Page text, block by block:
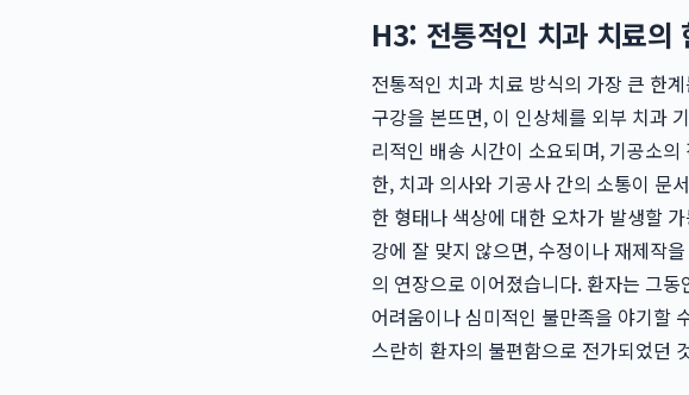
H3: 전통적인 치과 치료의
전통적인 치과 치료 방식의 가장 큰 한
구강을 본뜨면, 이 인상체를 외부 치과
리적인 배송 시간이 소요되며, 기공소
한, 치과 의사와 기공사 간의 소통이 문
한 형태나 색상에 대한 오차가 발생할
강에 잘 맞지 않으면, 수정이나 재제작
의 연장으로 이어졌습니다. 환자는 그
어려움이나 심미적인 불만족을 야기할
스란히 환자의 불편함으로 전가되었던